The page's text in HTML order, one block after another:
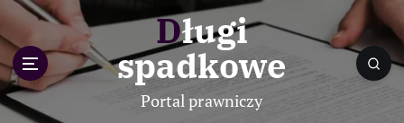
p
o
Długi
spadkowe
Portal prawniczy